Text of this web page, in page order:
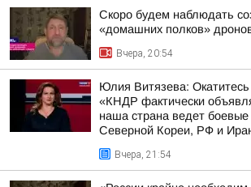
Скоро будем наблюдать
«домашних полков»
Вчера, 20:54
Юлия Витязева:
«КНДР фактически
наша страна ведет боевые
Северной Кореи, РФ и
Вчера, 21:54